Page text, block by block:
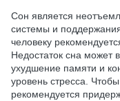
Сон является
системы и
человеку
Недостаток сна может
ухудшение памяти и
уровень стресса.
рекомендуется